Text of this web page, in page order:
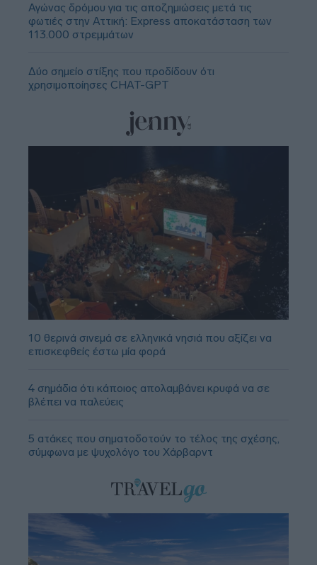
Αγώνας δρόμου για τις αποζημιώσεις μετά τις
φωτιές στην Αττική: Express αποκατάσταση των
113.000 στρεμμάτων
Δύο σημείο στίξης που προδίδουν ότι
χρησιμοποίησες CHAT-GPT
10 θερινά σινεμά σε ελληνικά νησιά που αξίζει να
επισκεφθείς έστω μία φορά
4 σημάδια ότι κάποιος απολαμβάνει κρυφά να σε
βλέπει να παλεύεις
5 ατάκες που σηματοδοτούν το τέλος της σχέσης,
σύμφωνα με ψυχολόγο του Χάρβαρντ